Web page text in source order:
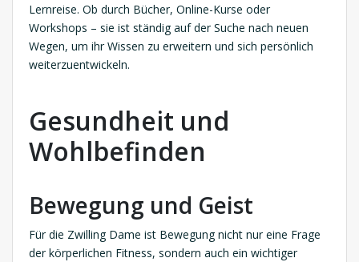
Lernreise. Ob durch Bücher, Online-Kurse oder
Workshops – sie ist ständig auf der Suche nach neuen
Wegen, um ihr Wissen zu erweitern und sich persönlich
weiterzuentwickeln.
Gesundheit und
Wohlbefinden
Bewegung und Geist
Für die Zwilling Dame ist Bewegung nicht nur eine Frage
der körperlichen Fitness, sondern auch ein wichtiger